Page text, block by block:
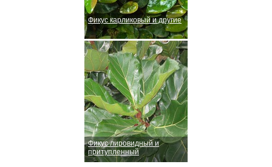
Фикус карликовый и другие
Фикус лировидный и
притупленный